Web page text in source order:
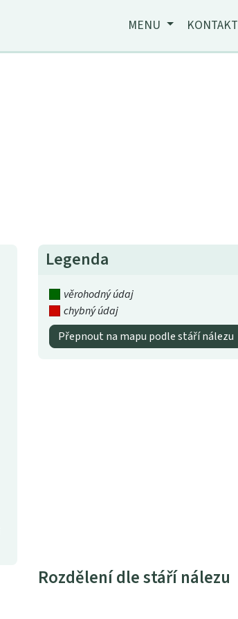
MENU KONTAKT
Legenda
věrohodný údaj
chybný údaj
Přepnout na mapu podle stáří nálezu
Rozdělení dle stáří nálezu